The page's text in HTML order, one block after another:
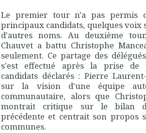
Le premier tour n'a pas permis
principaux candidats, quelques voix
d'autres noms. Au deuxième
Chauvet a battu Christophe
seulement. Ce partage des
s'est effectué après la prise de
candidats déclarés : Pierre
sur la vision d'une équipe
communautaire, alors que
montrait critique sur le bilan
précédente et centrait son propos
communes.